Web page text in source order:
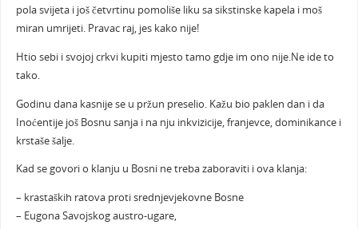
pola svijeta i još četvrtinu pomoliše liku sa sikstinske kapela i moš
miran umrijeti. Pravac raj, jes kako nije!
Htio sebi i svojoj crkvi kupiti mjesto tamo gdje im ono nije.Ne ide to
tako.
Godinu dana kasnije se u pržun preselio. Kažu bio paklen dan i da
Inoćentije još Bosnu sanja i na nju inkvizicije, franjevce, dominikance i
krstaše šalje.
Kad se govori o klanju u Bosni ne treba zaboraviti i ova klanja:
– krastaških ratova proti srednjevjekovne Bosne
– Eugona Savojskog austro-ugare,